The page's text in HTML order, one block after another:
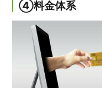
④料金体系